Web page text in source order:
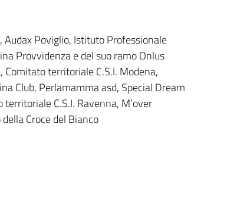
Audax Poviglio, Istituto Professionale
Provvidenza e del suo ramo Onlus
territoriale C.S.I. Modena,
Club, Perlamamma asd, Special Dream
C.S.I. Ravenna, M’over
Croce del Bianco